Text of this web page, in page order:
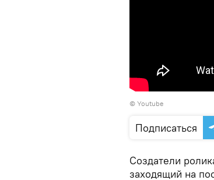
© Youtube
Подписаться
Создатели
заходящий на